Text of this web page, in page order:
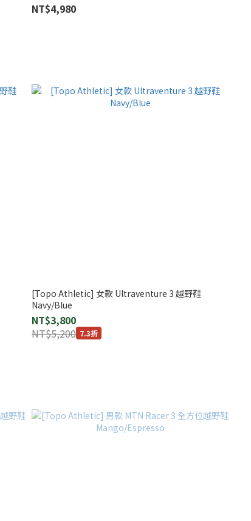
NT$4,980
[Topo Athletic] 女款 Ultraventure 3 越野鞋
Navy/Blue
NT$3,800
NT$5,200 7.3折